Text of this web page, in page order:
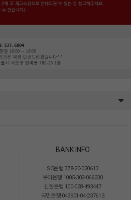
BANK INFO
SC은행 378-20-020613
우리은행 1005-302-066230
신한은행 100-028-493447
국민은행 043901-04-237613